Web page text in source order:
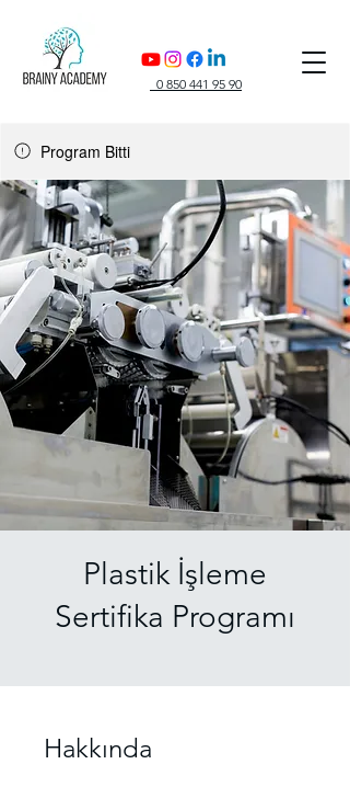
0 850 441 95 90
Program Bitti
Plastik İşleme
Sertifika Programı
Hakkında